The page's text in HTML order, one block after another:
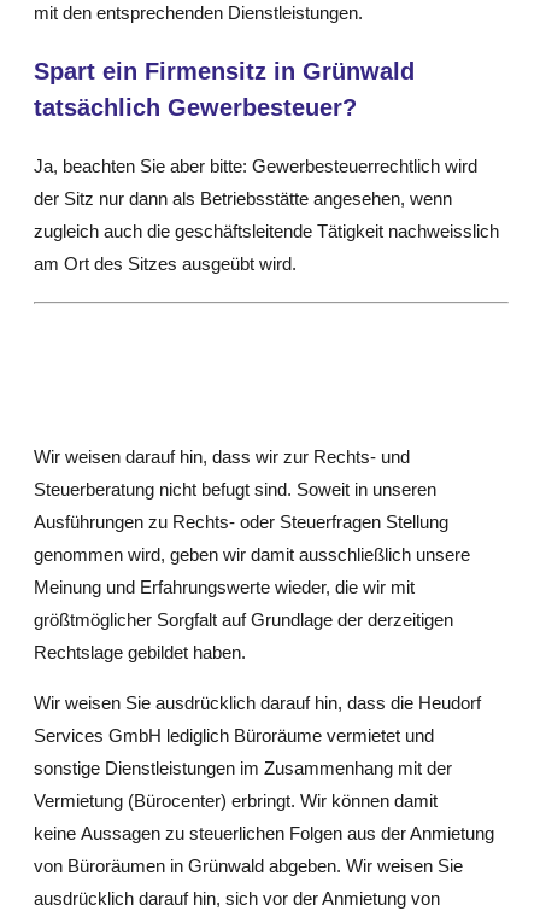
mit den entsprechenden Dienstleistungen.
Spart ein Firmensitz in Grünwald
tatsächlich Gewerbesteuer?
Ja, beachten Sie aber bitte: Gewerbesteuerrechtlich wird
der Sitz nur dann als Betriebsstätte angesehen, wenn
zugleich auch die geschäftsleitende Tätigkeit nachweisslich
am Ort des Sitzes ausgeübt wird.
Wir weisen darauf hin, dass wir zur Rechts- und
Steuerberatung nicht befugt sind. Soweit in unseren
Ausführungen zu Rechts- oder Steuerfragen Stellung
genommen wird, geben wir damit ausschließlich unsere
Meinung und Erfahrungswerte wieder, die wir mit
größtmöglicher Sorgfalt auf Grundlage der derzeitigen
Rechtslage gebildet haben.
Wir weisen Sie ausdrücklich darauf hin, dass die Heudorf
Services GmbH lediglich Büroräume vermietet und
sonstige Dienstleistungen im Zusammenhang mit der
Vermietung (Bürocenter) erbringt. Wir können damit
keine Aussagen zu steuerlichen Folgen aus der Anmietung
von Büroräumen in Grünwald abgeben. Wir weisen Sie
ausdrücklich darauf hin, sich vor der Anmietung von